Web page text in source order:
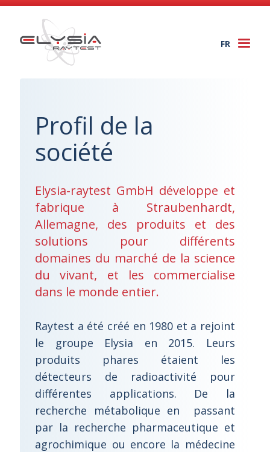
FR
Profil de la
société
Elysia-raytest GmbH développe et
fabrique à Straubenhardt,
Allemagne, des produits et des
solutions pour différents
domaines du marché de la science
du vivant, et les commercialise
dans le monde entier.
Raytest a été créé en 1980 et a rejoint
le groupe Elysia en 2015. Leurs
produits phares étaient les
détecteurs de radioactivité pour
différentes applications. De la
recherche métabolique en passant
par la recherche pharmaceutique et
agrochimique ou encore la médecine